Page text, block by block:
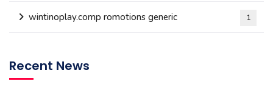
wintinoplay.comp romotions generic 1
Recent News